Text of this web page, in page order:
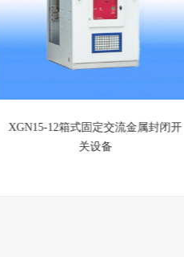
XGN15-12箱式固定交流金属封闭开
关设备